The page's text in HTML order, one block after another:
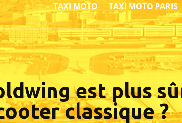
TAXI MOTO TAXI MOTO PARIS
est plus
classique ?